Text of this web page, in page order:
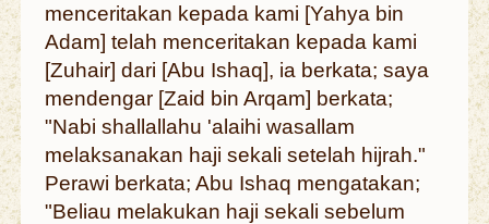
menceritakan kepada kami [Yahya bin
Adam] telah menceritakan kepada kami
[Zuhair] dari [Abu Ishaq], ia berkata; saya
mendengar [Zaid bin Arqam] berkata;
"Nabi shallallahu 'alaihi wasallam
melaksanakan haji sekali setelah hijrah."
Perawi berkata; Abu Ishaq mengatakan;
"Beliau melakukan haji sekali sebelum